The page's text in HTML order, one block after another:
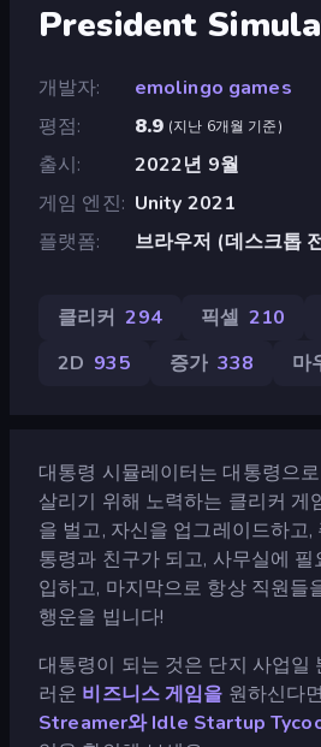
President
개발자
emolingo games
평점
8.9 (지난 6개월 기준)
출시
2022년 9월
게임 엔진
Unity 2021
플랫폼
브라우저 (데스크톱
클리커 294 픽셀 210
2D 935 증가 338 마
대통령 시뮬레이터는 대통령으
살리기 위해 노력하는 클리커 게
을 벌고, 자신을 업그레이드하고,
통령과 친구가 되고, 사무실에
입하고, 마지막으로 항상 직원들
행운을 빕니다!
대통령이 되는 것은 단지 사업일
러운 비즈니스 게임을 원하신다
Streamer와 Idle Startup